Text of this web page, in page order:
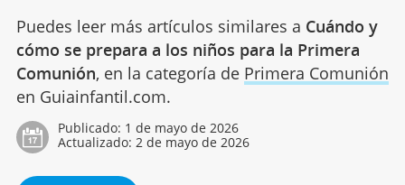
Puedes leer más artículos similares a Cuándo y
cómo se prepara a los niños para la Primera
Comunión, en la categoría de Primera Comunión
en Guiainfantil.com.
Publicado: 1 de mayo de 2026
Actualizado: 2 de mayo de 2026